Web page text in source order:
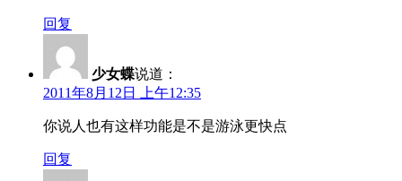
回复
少女蝶说道：
2011年8月12日 上午12:35
你说人也有这样功能是不是游泳更快点
回复